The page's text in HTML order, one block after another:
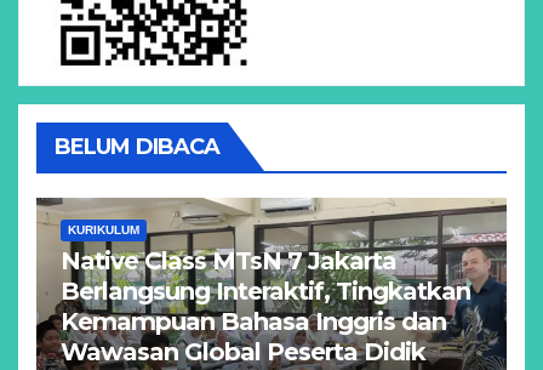
BELUM DIBACA
KURIKULUM
Native Class MTsN 7 Jakarta
Berlangsung Interaktif, Tingkatkan
Kemampuan Bahasa Inggris dan
Wawasan Global Peserta Didik